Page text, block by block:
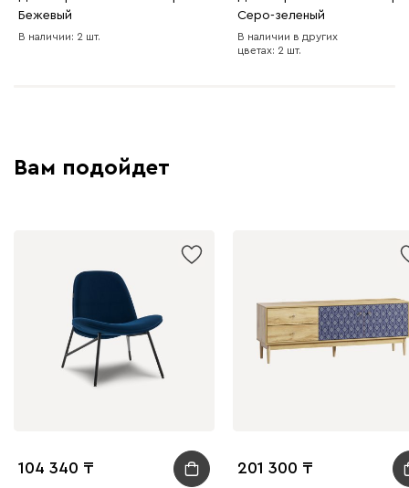
Бежевый
В наличии: 2 шт.
Серо-зеленый
В наличии в других
цветах: 2 шт.
Вам подойдет
104 340 201 300